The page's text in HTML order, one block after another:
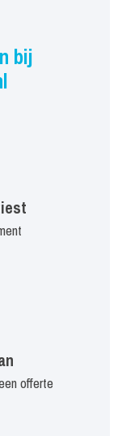
bij
offerte